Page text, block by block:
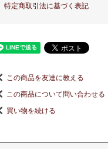
特定商取引法に基づく表記
この商品を友達に教える
この商品について問い合わせる
買い物を続ける